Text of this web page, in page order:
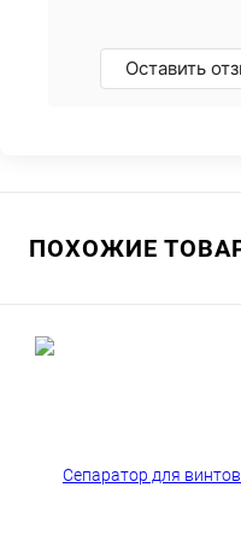
Оставить
ПОХОЖИЕ